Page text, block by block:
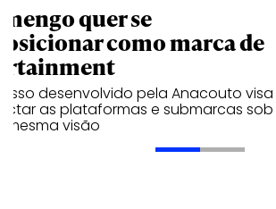
quer se
como marca de
desenvolvido pela Anacouto visa
as plataformas e submarcas sob
mesma visão